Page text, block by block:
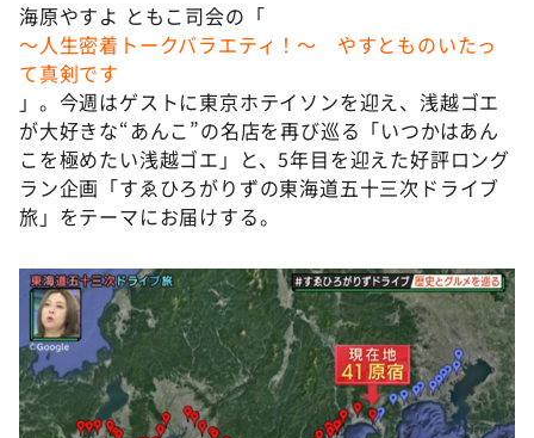
新婚さんいらっしゃい！
ポツンと一軒家
ザキ山小屋本館
ぺこぱのまるスポ
アナ回覧板
海原やすよ ともこ司会の「
～人生密着トークバラエティ！～ やすとものいたっ
て真剣です
」。今週はゲストに東京ホテイソンを迎え、浅越ゴエ
が大好きな“あんこ”の名店を再び巡る「いつかはあん
こを極めたい浅越ゴエ」と、5年目を迎えた好評ロング
ラン企画「すゑひろがりずの東海道五十三次ドライブ
旅」をテーマにお届けする。